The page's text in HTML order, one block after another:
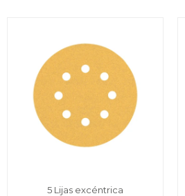
5 Lijas excéntrica